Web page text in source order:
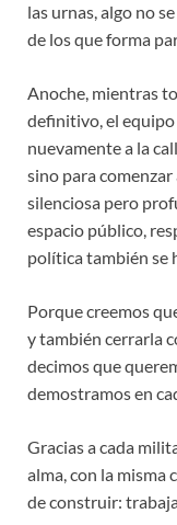
las urnas, algo no
de los que forma
Anoche, mientras
definitivo, el equipo
nuevamente a la
sino para
silenciosa pero
espacio público,
política también se
Porque creemos
y también cerrarla
decimos que
demostramos en
Gracias a cada
alma, con la misma
de construir: